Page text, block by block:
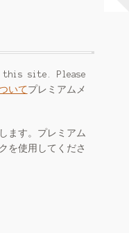
お店
this site. Please
いてプレミアムメ
ます。プレミアム
を使用してくださ